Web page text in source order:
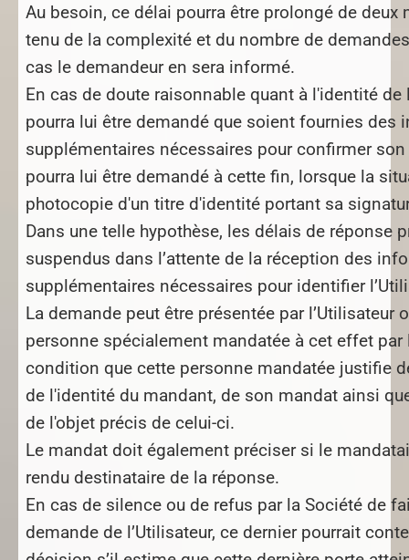
Au besoin, ce délai pourra être prolongé de deux
tenu de la complexité et du nombre de
cas le demandeur en sera informé.
En cas de doute raisonnable quant à l'identité de
pourra lui être demandé que soient fournies des
supplémentaires nécessaires pour confirmer
pourra lui être demandé à cette fin, lorsque la
photocopie d'un titre d'identité portant sa
Dans une telle hypothèse, les délais de réponse
suspendus dans l’attente de la réception des
supplémentaires nécessaires pour identifier
La demande peut être présentée par l’Utilisateur
personne spécialement mandatée à cet effet par
condition que cette personne mandatée justifie
de l'identité du mandant, de son mandat ainsi
de l'objet précis de celui-ci.
Le mandat doit également préciser si le
rendu destinataire de la réponse.
En cas de silence ou de refus par la Société de
demande de l’Utilisateur, ce dernier pourrait